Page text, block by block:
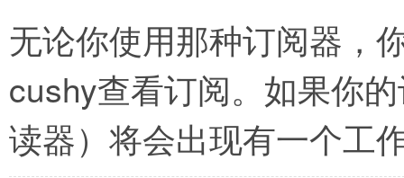
无论你使用那种订阅器，
cushy查看订阅。如果你
读器）将会出现有一个工